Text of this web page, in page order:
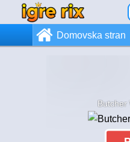
Domovska stran
Butcher